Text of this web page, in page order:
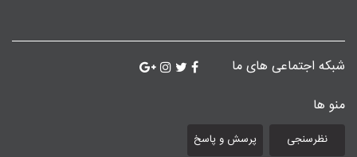
شبکه اجتماعی های ما
منو ها
نظرسنجی پرسش و پاسخ